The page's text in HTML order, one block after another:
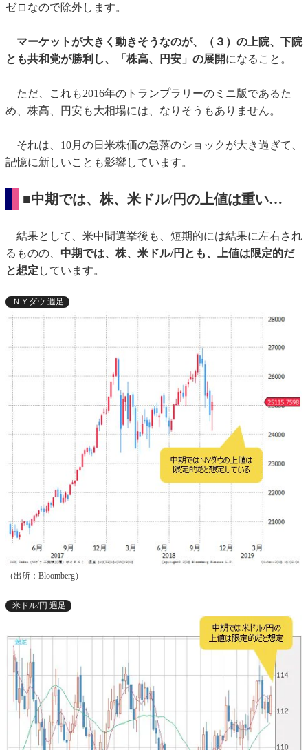
ゼロなので除外します。
マーケットが大きく動きそうなのが、（３）の上院、下院
とも共和党が勝利し、「株高、円安」の展開になること。
ただ、これも2016年のトランプラリーのミニ版であるた
め、株高、円安も大相場には、なりそうもありません。
それは、10月の日米株価の急落のショックが大き過ぎて、
記憶に新しいことも影響しています。
■中期では、株、米ドル/円の上値は重い…
結果として、米中間選挙後も、短期的には結果に左右され
るものの、 中期では、株、米ドル/円とも、上値は限定的だ
と想定 しています。
ＮＹダウ 週足
（出所：Bloomberg）
米ドル/円 週足